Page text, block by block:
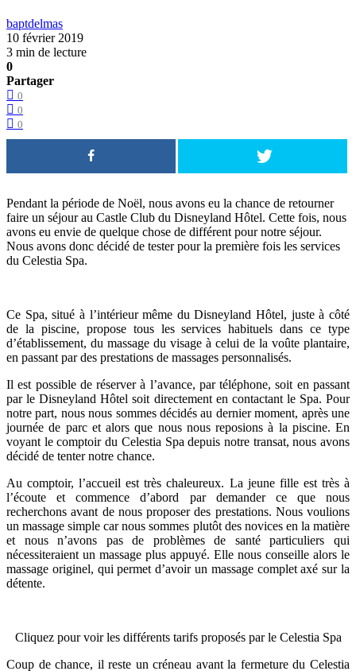
baptdelmas
10 février 2019
3 min de lecture
0
Partager
0
0
0
Pendant la période de Noël, nous avons eu la chance de retourner
faire un séjour au Castle Club du Disneyland Hôtel. Cette fois, nous
avons eu envie de quelque chose de différent pour notre séjour.
Nous avons donc décidé de tester pour la première fois les services
du Celestia Spa.
Ce Spa, situé à l’intérieur même du Disneyland Hôtel, juste à côté
de la piscine, propose tous les services habituels dans ce type
d’établissement, du massage du visage à celui de la voûte plantaire,
en passant par des prestations de massages personnalisés.
Il est possible de réserver à l’avance, par téléphone, soit en passant
par le Disneyland Hôtel soit directement en contactant le Spa. Pour
notre part, nous nous sommes décidés au dernier moment, après une
journée de parc et alors que nous nous reposions à la piscine. En
voyant le comptoir du Celestia Spa depuis notre transat, nous avons
décidé de tenter notre chance.
Au comptoir, l’accueil est très chaleureux. La jeune fille est très à
l’écoute et commence d’abord par demander ce que nous
recherchons avant de nous proposer des prestations. Nous voulions
un massage simple car nous sommes plutôt des novices en la matière
et nous n’avons pas de problèmes de santé particuliers qui
nécessiteraient un massage plus appuyé. Elle nous conseille alors le
massage originel, qui permet d’avoir un massage complet axé sur la
détente.
Cliquez pour voir les différents tarifs proposés par le Celestia Spa
Coup de chance, il reste un créneau avant la fermeture du Celestia